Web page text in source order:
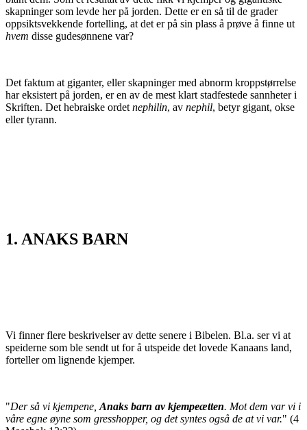
skapninger som levde her på jorden. Dette er en så til de grader
oppsiktsvekkende fortelling, at det er på sin plass å prøve å finne ut
hvem disse gudesønnene var?
Det faktum at giganter, eller skapninger med abnorm kroppstørrelse
har eksistert på jorden, er en av de mest klart stadfestede sannheter i
Skriften. Det hebraiske ordet nephilin, av nephil, betyr gigant, okse
eller tyrann.
1. ANAKS BARN
Vi finner flere beskrivelser av dette senere i Bibelen. Bl.a. ser vi at
speiderne som ble sendt ut for å utspeide det lovede Kanaans land,
forteller om lignende kjemper.
"Der så vi kjempene, Anaks barn av kjempeætten. Mot dem var vi i
våre egne øyne som gresshopper, og det syntes også de at vi var." (4